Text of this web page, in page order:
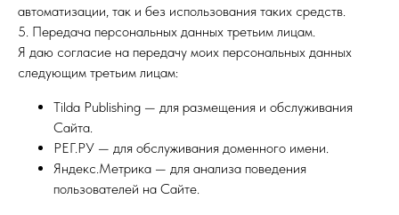
автоматизации, так и без использования таких средств.
5. Передача персональных данных третьим лицам.
Я даю согласие на передачу моих персональных данных
следующим третьим лицам:
Tilda Publishing — для размещения и обслуживания
Сайта.
РЕГ.РУ — для обслуживания доменного имени.
Яндекс.Метрика — для анализа поведения
пользователей на Сайте.